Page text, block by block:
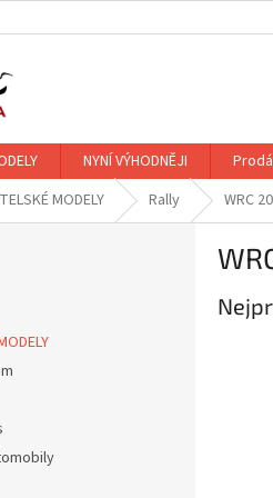
NYNÍ VÝHODNĚJI
MODELY Rally WRC